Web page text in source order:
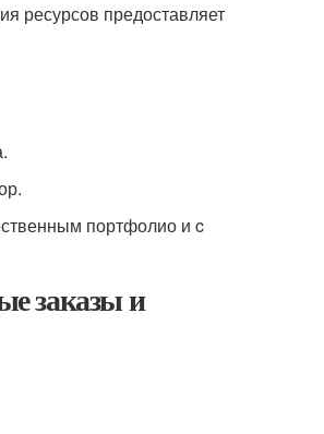
ресурсов предоставляет
портфолио и c
заказы и